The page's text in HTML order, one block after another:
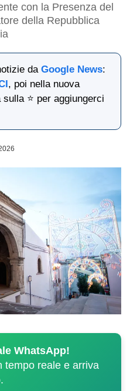
con la Presenza del
della Repubblica
daGoogle News:
, poi nella nuova
⭐ per aggiungerci
WhatsApp!
tempo reale e arriva